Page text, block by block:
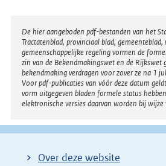
Disclaimer
De hier aangeboden pdf-bestanden van het
Tractatenblad, provinciaal blad,
gemeenschappelijke regeling vormen de
zin van de Bekendmakingswet en de Rijkswet
bekendmaking verdragen voor zover ze na 1
Voor pdf-publicaties van vóór deze datum
vorm uitgegeven bladen formele status
elektronische versies daarvan worden bij wijze
Over deze website